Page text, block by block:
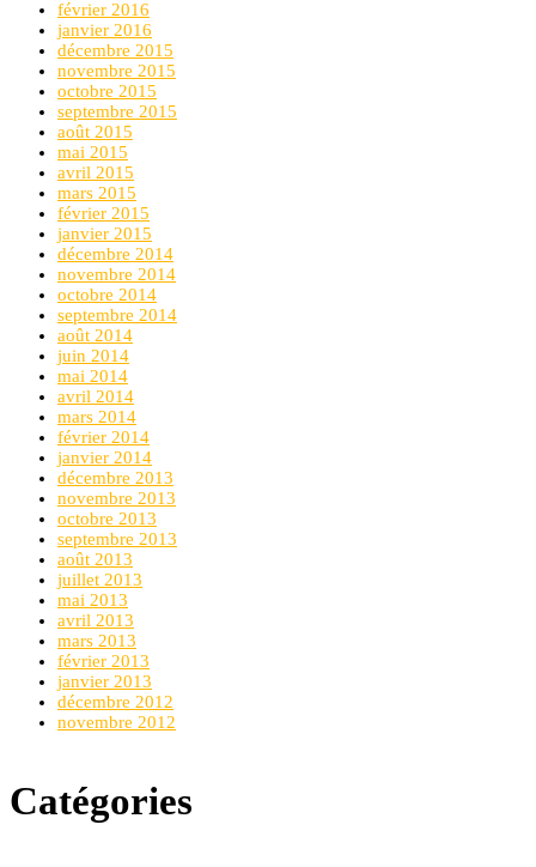
février 2016
janvier 2016
décembre 2015
novembre 2015
octobre 2015
septembre 2015
août 2015
mai 2015
avril 2015
mars 2015
février 2015
janvier 2015
décembre 2014
novembre 2014
octobre 2014
septembre 2014
août 2014
juin 2014
mai 2014
avril 2014
mars 2014
février 2014
janvier 2014
décembre 2013
novembre 2013
octobre 2013
septembre 2013
août 2013
juillet 2013
mai 2013
avril 2013
mars 2013
février 2013
janvier 2013
décembre 2012
novembre 2012
Catégories